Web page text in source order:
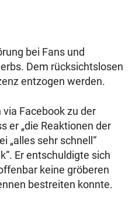
bei Fans und
Dem rücksichtslosen
entzogen werden.
Facebook zu der
er „die Reaktionen der
„alles sehr schnell“
Er entschuldigte sich
keine gröberen
bestreiten konnte.